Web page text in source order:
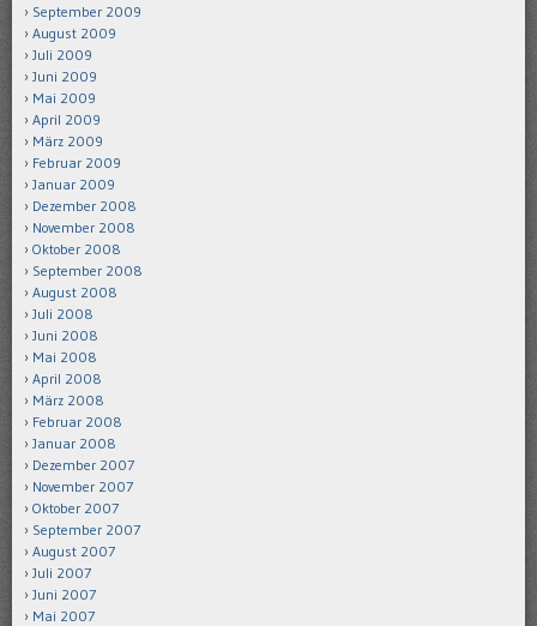
September 2009
August 2009
Juli 2009
Juni 2009
Mai 2009
April 2009
März 2009
Februar 2009
Januar 2009
Dezember 2008
November 2008
Oktober 2008
September 2008
August 2008
Juli 2008
Juni 2008
Mai 2008
April 2008
März 2008
Februar 2008
Januar 2008
Dezember 2007
November 2007
Oktober 2007
September 2007
August 2007
Juli 2007
Juni 2007
Mai 2007